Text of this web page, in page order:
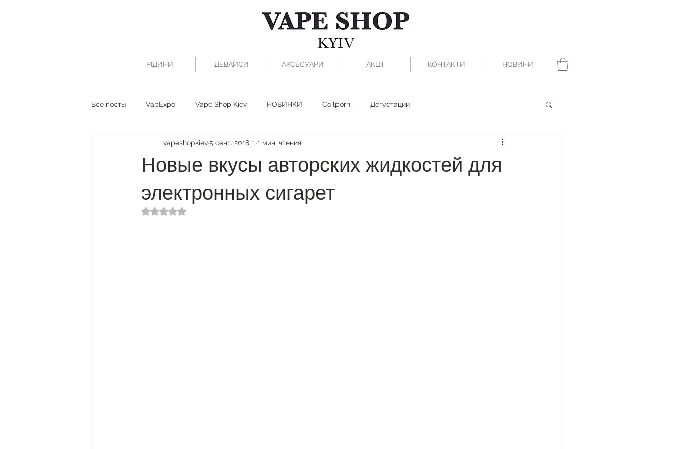
РІДИНИ ДЕВАЙСИ АКСЕСУАРИ АКЦІЇ КОНТАКТИ НОВИНИ
Все посты VapExpo Vape Shop Kiev НОВИНКИ Coilporn Дегустации
Новые вкусы авторских жидкостей для
электронных сигарет
vapeshopkiev5 сент. 2018 г. 1 мин. чтения
Оценка: не число из 5 звезд.